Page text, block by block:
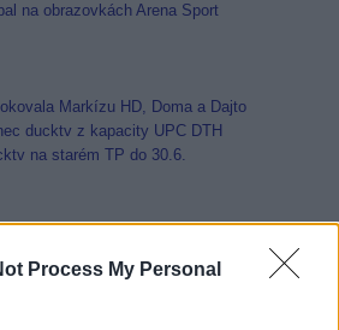
Process My Personal
na obrazovkách Arena Sport
Markízu HD, Doma a Dajto
ducktv z kapacity UPC DTH
na starém TP do 30.6.